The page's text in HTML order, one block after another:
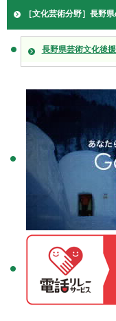
［文化芸術分野］長野
長野県芸術文化後